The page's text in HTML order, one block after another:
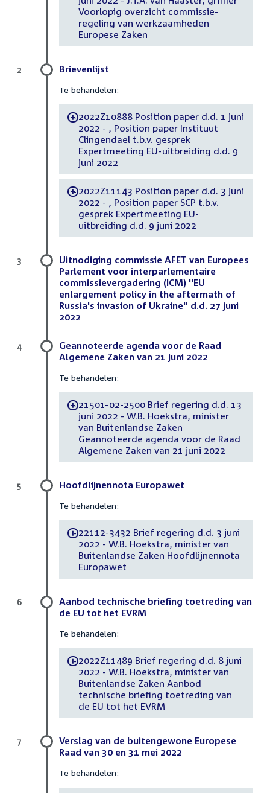
Voorlopig overzicht commissie-
regeling van werkzaamheden
Europese Zaken
Brievenlijst
Te behandelen:
-2022Z10888 Position paper d.d. 1 juni
2022 - , Position paper Instituut
Clingendael t.b.v. gesprek
Expertmeeting EU-uitbreiding d.d. 9
juni 2022
-2022Z11143 Position paper d.d. 3 juni
2022 - , Position paper SCP t.b.v.
gesprek Expertmeeting EU-
uitbreiding d.d. 9 juni 2022
2
Uitnodiging commissie AFET van Europees
Parlement voor interparlementaire
commissievergadering (ICM) ''EU
enlargement policy in the aftermath of
Russia's invasion of Ukraine" d.d. 27 juni
2022
3
Geannoteerde agenda voor de Raad
Algemene Zaken van 21 juni 2022
Te behandelen:
-21501-02-2500 Brief regering d.d. 13
juni 2022 - W.B. Hoekstra, minister
van Buitenlandse Zaken
Geannoteerde agenda voor de Raad
Algemene Zaken van 21 juni 2022
4
Hoofdlijnennota Europawet
Te behandelen:
-22112-3432 Brief regering d.d. 3 juni
2022 - W.B. Hoekstra, minister van
Buitenlandse Zaken Hoofdlijnennota
Europawet
5
Aanbod technische briefing toetreding van
de EU tot het EVRM
Te behandelen:
-2022Z11489 Brief regering d.d. 8 juni
2022 - W.B. Hoekstra, minister van
Buitenlandse Zaken Aanbod
technische briefing toetreding van
de EU tot het EVRM
6
Verslag van de buitengewone Europese
Raad van 30 en 31 mei 2022
Te behandelen:
7